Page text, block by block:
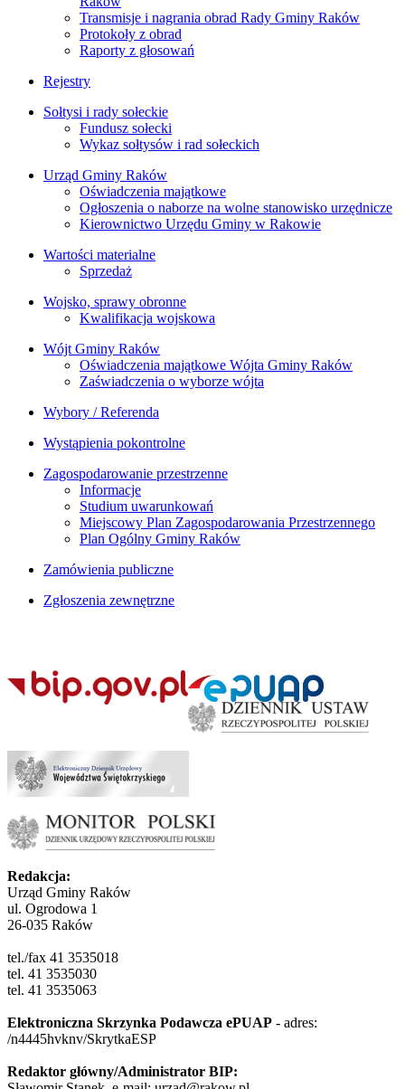
Transmisje i nagrania obrad Rady Gminy Raków
Protokoły z obrad
Raporty z głosowań
Rejestry
Sołtysi i rady sołeckie
Fundusz sołecki
Wykaz sołtysów i rad sołeckich
Urząd Gminy Raków
Oświadczenia majątkowe
Ogłoszenia o naborze na wolne stanowisko urzędnicze
Kierownictwo Urzędu Gminy w Rakowie
Wartości materialne
Sprzedaż
Wojsko, sprawy obronne
Kwalifikacja wojskowa
Wójt Gminy Raków
Oświadczenia majątkowe Wójta Gminy Raków
Zaświadczenia o wyborze wójta
Wybory / Referenda
Wystąpienia pokontrolne
Zagospodarowanie przestrzenne
Informacje
Studium uwarunkowań
Miejscowy Plan Zagospodarowania Przestrzennego
Plan Ogólny Gminy Raków
Zamówienia publiczne
Zgłoszenia zewnętrzne
Redakcja:
Urząd Gminy Raków
ul. Ogrodowa 1
26-035 Raków
tel./fax 41 3535018
tel. 41 3535030
tel. 41 3535063
Elektroniczna Skrzynka Podawcza ePUAP - adres:
/n4445hvknv/SkrytkaESP
Redaktor główny/Administrator BIP: